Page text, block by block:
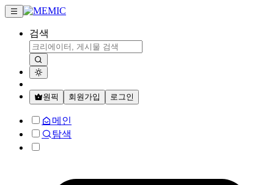
검색
원픽 회원가입 로그인
메인
탐색